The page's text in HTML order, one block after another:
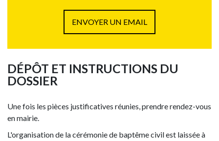
ENVOYER UN EMAIL
DÉPÔT ET INSTRUCTIONS DU
DOSSIER
Une fois les pièces justificatives réunies, prendre rendez-vous
en mairie.
L'organisation de la cérémonie de baptême civil est laissée à